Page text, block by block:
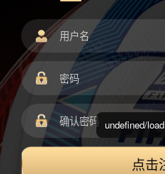
点击
undefined/